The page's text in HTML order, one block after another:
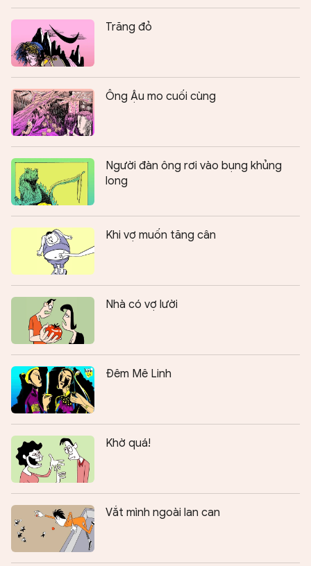
Trăng đỏ
Ông Ậu mo cuối cùng
Người đàn ông rơi vào bụng khủng
long
Khi vợ muốn tăng cân
Nhà có vợ lười
Đêm Mê Linh
Khờ quá!
Vắt mình ngoài lan can